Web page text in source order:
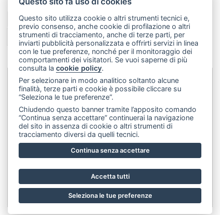
2 3 4 5 6 7 8 9 10
11
12
13 14 15 > >>
Dip&Dyesas di Crivellari Andrea Cesare Giulio & C.- sede
Via Francesco Rismondo 112, 20153 Milano (Italia)
(+39) 3356945970 - P.IVA 06614890967
Questo sito utilizza cookie o altri strumenti tecnici e,
previo consenso, anche cookie di profilazione o altri
strumenti di tracciamento, anche di terze parti, per
inviarti pubblicità personalizzata e offrirti servizi in linea
con le tue preferenze, nonché per il monitoraggio dei
comportamenti dei visitatori. Se vuoi saperne di più
consulta lacookie policy.
Per selezionare in modo analitico soltanto alcune
finalità, terze parti e cookie è possibile cliccare su
“Seleziona le tue preferenze”.
Chiudendo questo banner tramite l’apposito comando
“Continua senza accettare” continuerai la navigazione
del sito in assenza di cookie o altri strumenti di
tracciamento diversi da quelli tecnici.
Continua senza accettare
Accetta tutti
Seleziona le tue preferenze